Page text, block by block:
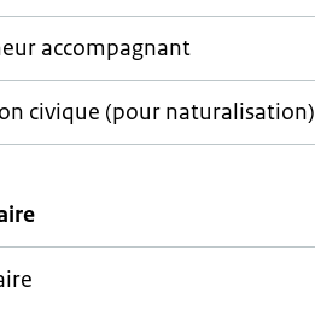
accompagnant
civique (pour naturalisation)